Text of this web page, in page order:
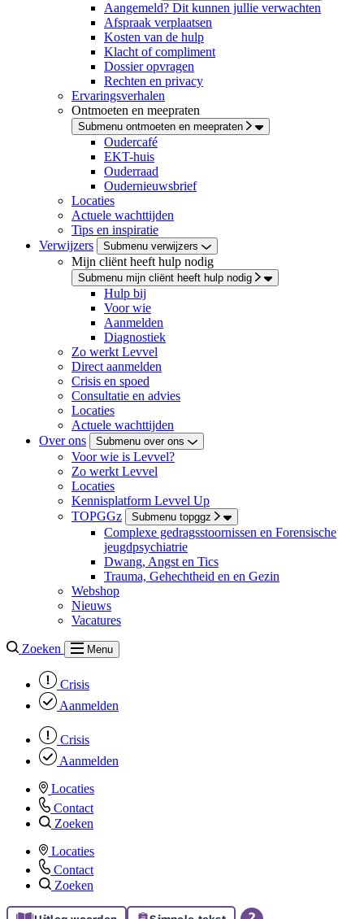
Aangemeld? Dit kunnen jullie verwachten
Afspraak verplaatsen
Kosten van de hulp
Klacht of compliment
Dossier opvragen
Rechten en privacy
Ervaringsverhalen
Ontmoeten en meepraten
Submenu ontmoeten en meepraten
Oudercafé
EKT-huis
Ouderraad
Oudernieuwsbrief
Locaties
Actuele wachttijden
Tips en inspiratie
Verwijzers
Submenu verwijzers
Mijn cliënt heeft hulp nodig
Submenu mijn cliënt heeft hulp nodig
Hulp bij
Voor wie
Aanmelden
Diagnostiek
Zo werkt Levvel
Direct aanmelden
Crisis en spoed
Consultatie en advies
Locaties
Actuele wachttijden
Over ons
Submenu over ons
Voor wie is Levvel?
Zo werkt Levvel
Locaties
Kennisplatform Levvel Up
TOPGGz
Submenu topggz
Complexe gedragsstoornissen en Forensische
jeugdpsychiatrie
Dwang, Angst en Tics
Trauma, Gehechtheid en en Gezin
Webshop
Nieuws
Vacatures
Zoeken Menu
Crisis
Aanmelden
Crisis
Aanmelden
Locaties
Contact
Zoeken
Locaties
Contact
Zoeken